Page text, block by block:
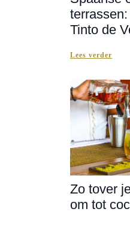
Tinto de
Lees verder
Zo tover
om tot